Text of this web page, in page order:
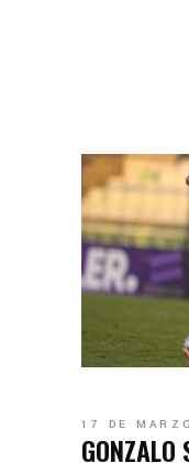
17 DE
GONZALO